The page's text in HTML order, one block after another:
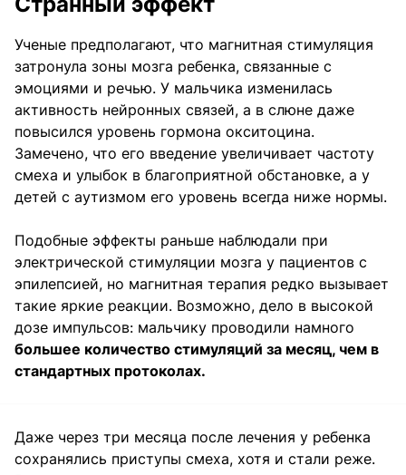
Ученые предполагают, что магнитная стимуляция
затронула зоны мозга ребенка, связанные с
эмоциями и речью. У мальчика изменилась
активность нейронных связей, а в слюне даже
повысился уровень гормона окситоцина.
Замечено, что его введение увеличивает частоту
смеха и улыбок в благоприятной обстановке, а у
детей с аутизмом его уровень всегда ниже нормы.
Подобные эффекты раньше наблюдали при
электрической стимуляции мозга у пациентов с
эпилепсией, но магнитная терапия редко вызывает
такие яркие реакции. Возможно, дело в высокой
дозе импульсов: мальчику проводили намного
большее количество стимуляций за месяц, чем в
стандартных протоколах.
Даже через три месяца после лечения у ребенка
сохранялись приступы смеха, хотя и стали реже.